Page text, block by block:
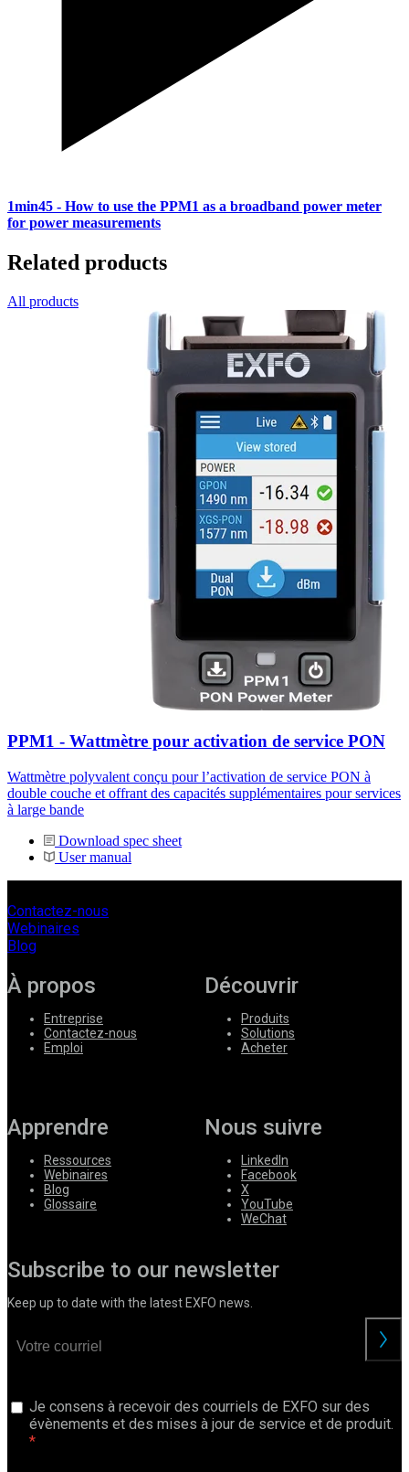
1min45 - How to use the PPM1 as a broadband power meter
for power measurements
Related products
All products
PPM1 - Wattmètre pour activation de service PON
Wattmètre polyvalent conçu pour l’activation de service PON à
double couche et offrant des capacités supplémentaires pour services
à large bande
Download spec sheet
User manual
Contactez-nous
Webinaires
Blog
À propos
Entreprise
Contactez-nous
Emploi
Découvrir
Produits
Solutions
Acheter
Apprendre
Ressources
Webinaires
Blog
Glossaire
Nous suivre
LinkedIn
Facebook
X
YouTube
WeChat
Subscribe to our newsletter
Keep up to date with the latest EXFO news.
Je consens à recevoir des courriels de EXFO sur des
évènements et des mises à jour de service et de produit.